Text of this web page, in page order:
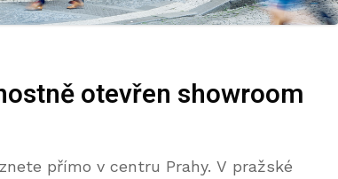
otevřen showroom
přímo v centru Prahy. V pražské